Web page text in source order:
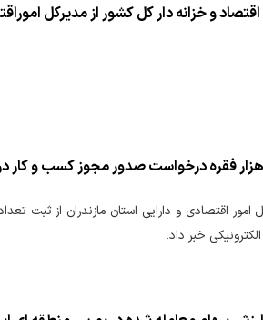
و خزانه دار کل کشور از مدیرکل